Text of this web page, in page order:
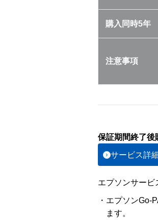
購入同時5年
注意事項
保証期間終了後
サービス詳
エプソンサービ
・エプソンGo-
ます。